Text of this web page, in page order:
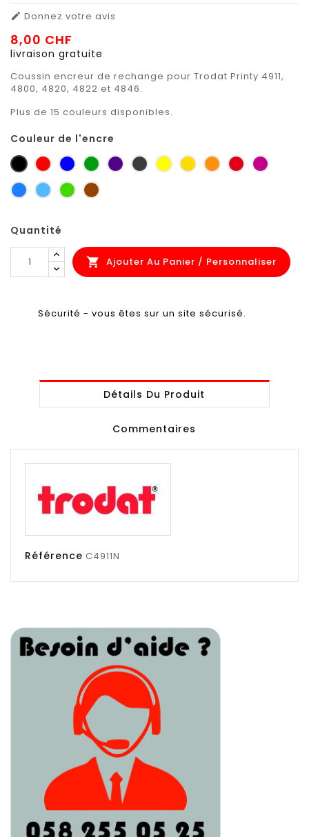
 Donnez votre avis
8,00 CHF
livraison gratuite
Coussin encreur de rechange pour Trodat Printy 4911,
4800, 4820, 4822 et 4846.
Plus de 15 couleurs disponibles.
Couleur de l'encre
noir rougebleuvert violetgris
petit-
jaune
zinc
jaune
sécurité
orange
foncé
rouge
carmin
Pourpre
bleu
ciel
bleu
clair
vert
jaune
brun
Quantité
 Ajouter Au Panier / Personnaliser
Sécurité - vous êtes sur un site sécurisé.
Détails Du Produit
Commentaires
Référence C4911N